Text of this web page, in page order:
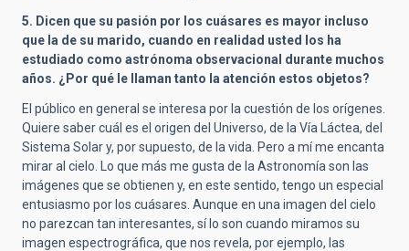
5. Dicen que su pasión por los cuásares es mayor incluso
que la de su marido, cuando en realidad usted los ha
estudiado como astrónoma observacional durante muchos
años. ¿Por qué le llaman tanto la atención estos objetos?
El público en general se interesa por la cuestión de los orígenes.
Quiere saber cuál es el origen del Universo, de la Vía Láctea, del
Sistema Solar y, por supuesto, de la vida. Pero a mí me encanta
mirar al cielo. Lo que más me gusta de la Astronomía son las
imágenes que se obtienen y, en este sentido, tengo un especial
entusiasmo por los cuásares. Aunque en una imagen del cielo
no parezcan tan interesantes, sí lo son cuando miramos su
imagen espectrográfica, que nos revela, por ejemplo, las